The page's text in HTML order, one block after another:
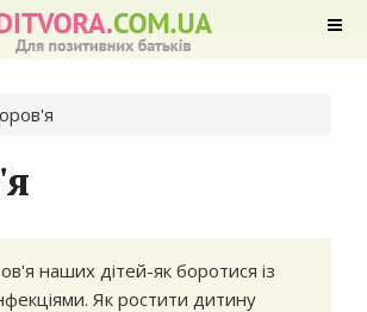
наших дітей-як боротися із
Як ростити дитину